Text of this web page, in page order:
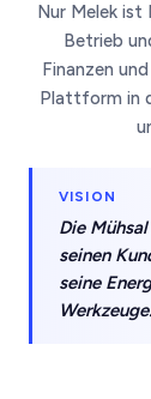
Nur Melek
Betrieb
Finanzen
Plattform in
VISION
Die
seinen
seine
Werkzeuge.